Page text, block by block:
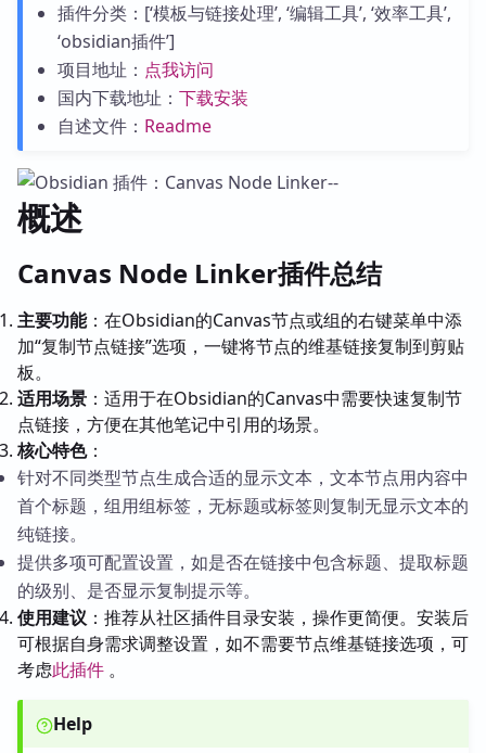
插件分类：[‘模板与链接处理’, ‘编辑工具’, ‘效率工具’,
‘obsidian插件’]
项目地址： 点我访问
国内下载地址： 下载安装
自述文件： Readme
概述
Canvas Node Linker插件总结
主要功能：在Obsidian的Canvas节点或组的右键菜单中添
加“复制节点链接”选项，一键将节点的维基链接复制到剪贴
板。
适用场景 ：适用于在Obsidian的Canvas中需要快速复制节
点链接，方便在其他笔记中引用的场景。
核心特色：
针对不同类型节点生成合适的显示文本，文本节点用内容中
首个标题，组用组标签，无标题或标签则复制无显示文本的
纯链接。
提供多项可配置设置，如是否在链接中包含标题、提取标题
的级别、是否显示复制提示等。
使用建议 ：推荐从社区插件目录安装，操作更简便。安装后
可根据自身需求调整设置，如不需要节点维基链接选项，可
考虑此插件 。
Help